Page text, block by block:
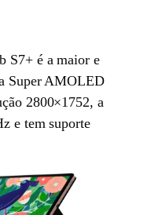
S7+ é a maior e
Super AMOLED
2800×1752, a
e tem suporte